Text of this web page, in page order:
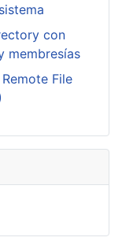
con
membresías
File